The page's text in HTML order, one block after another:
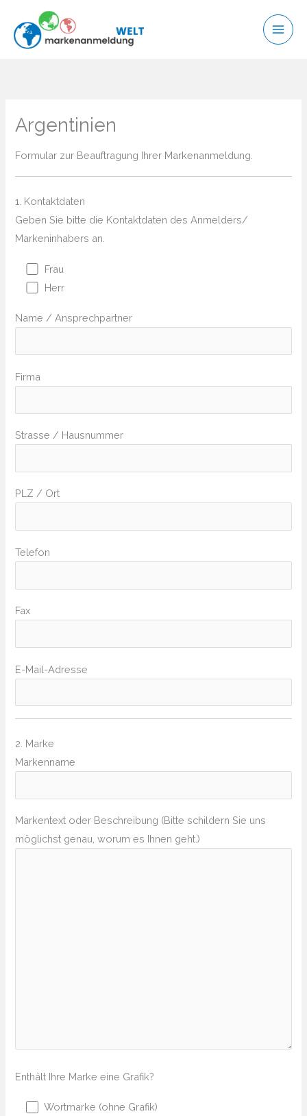
Inhalt
springen
Argentinien
Formular zur Beauftragung Ihrer Markenanmeldung.
1. Kontaktdaten
Geben Sie bitte die Kontaktdaten des Anmelders/
Markeninhabers an.
Frau
Herr
Name / Ansprechpartner
Firma
Strasse / Hausnummer
PLZ / Ort
Telefon
Fax
E-Mail-Adresse
2. Marke
Markenname
Markentext oder Beschreibung (Bitte schildern Sie uns
möglichst genau, worum es Ihnen geht.)
Enthält Ihre Marke eine Grafik?
Wortmarke (ohne Grafik)